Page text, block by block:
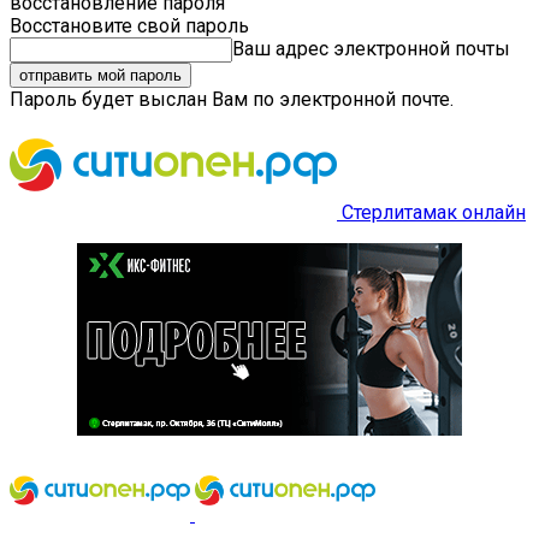
Восстановите свой пароль
Ваш адрес электронной почты
Пароль будет выслан Вам по электронной почте.
Стерлитамак онлайн